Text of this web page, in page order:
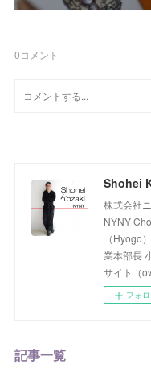
0コメント
Shohei
株式会社
NYNY
（Hyogo
業本部長
サイト（
フォ
記事一覧